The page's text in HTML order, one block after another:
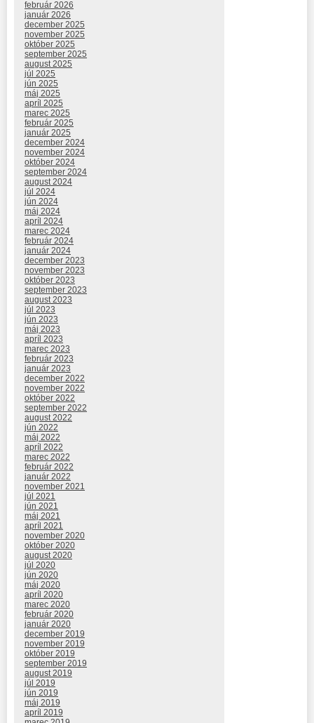
február 2026
január 2026
december 2025
november 2025
október 2025
september 2025
august 2025
júl 2025
jún 2025
máj 2025
apríl 2025
marec 2025
február 2025
január 2025
december 2024
november 2024
október 2024
september 2024
august 2024
júl 2024
jún 2024
máj 2024
apríl 2024
marec 2024
február 2024
január 2024
december 2023
november 2023
október 2023
september 2023
august 2023
júl 2023
jún 2023
máj 2023
apríl 2023
marec 2023
február 2023
január 2023
december 2022
november 2022
október 2022
september 2022
august 2022
jún 2022
máj 2022
apríl 2022
marec 2022
február 2022
január 2022
november 2021
júl 2021
jún 2021
máj 2021
apríl 2021
november 2020
október 2020
august 2020
júl 2020
jún 2020
máj 2020
apríl 2020
marec 2020
február 2020
január 2020
december 2019
november 2019
október 2019
september 2019
august 2019
júl 2019
jún 2019
máj 2019
apríl 2019